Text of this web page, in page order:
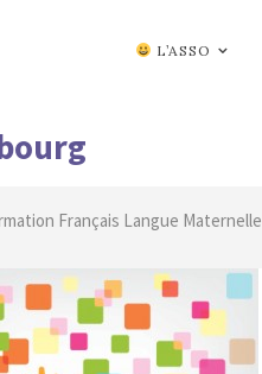
L’ASSO
Français Langue Maternelle